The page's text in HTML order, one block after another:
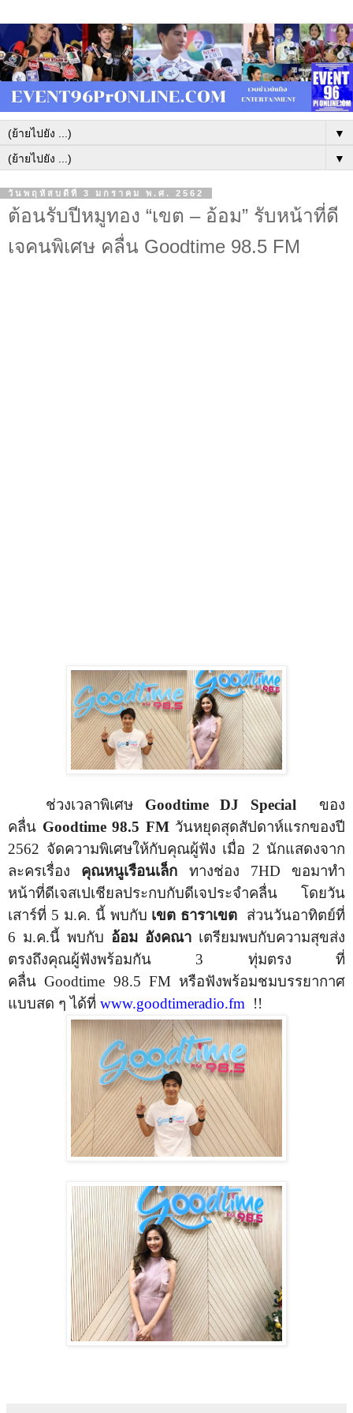
▼
▼
วันพฤหัสบดีที่ 3 มกราคม พ.ศ. 2562
ต้อนรับปีหมูทอง “เขต – อ้อม” รับหน้าที่ดี
เจคนพิเศษ คลื่น Goodtime 98.5 FM
ช่วงเวลาพิเศษ Goodtime DJ Special
ของ
คลื่น Goodtime 98.5 FM วันหยุดสุดสัปดาห์แรกของปี
2562 จัดความพิเศษให้กับคุณผู้ฟัง เมื่อ 2 นักแสดงจาก
ละครเรื่อง คุณหนูเรือนเล็ก ทางช่อง 7HD ขอมาทำ
หน้าที่ดีเจสเปเชียลประกบกับดีเจประจำคลื่น โดยวัน
เสาร์ที่ 5 ม.ค. นี้ พบกับ เขต ธาราเขต
ส่วนวันอาทิตย์ที่
6 ม.ค.นี้ พบกับ อ้อม อังคณา เตรียมพบกับความสุขส่ง
ตรงถึงคุณผู้ฟังพร้อมกัน 3 ทุ่มตรง ที่
คลื่น Goodtime 98.5 FM หรือฟังพร้อมชมบรรยากาศ
แบบสด ๆ ได้ที่ www.goodtimeradio.fm !!